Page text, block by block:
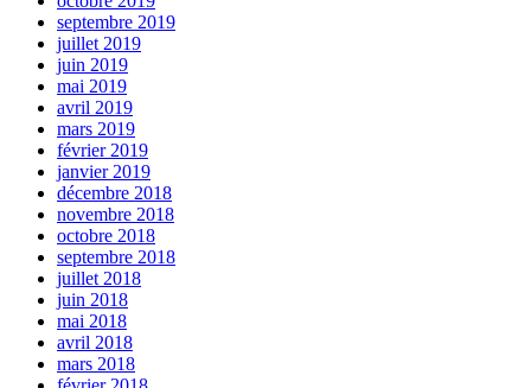
septembre 2019
juillet 2019
juin 2019
mai 2019
avril 2019
mars 2019
février 2019
janvier 2019
décembre 2018
novembre 2018
octobre 2018
septembre 2018
juillet 2018
juin 2018
mai 2018
avril 2018
mars 2018